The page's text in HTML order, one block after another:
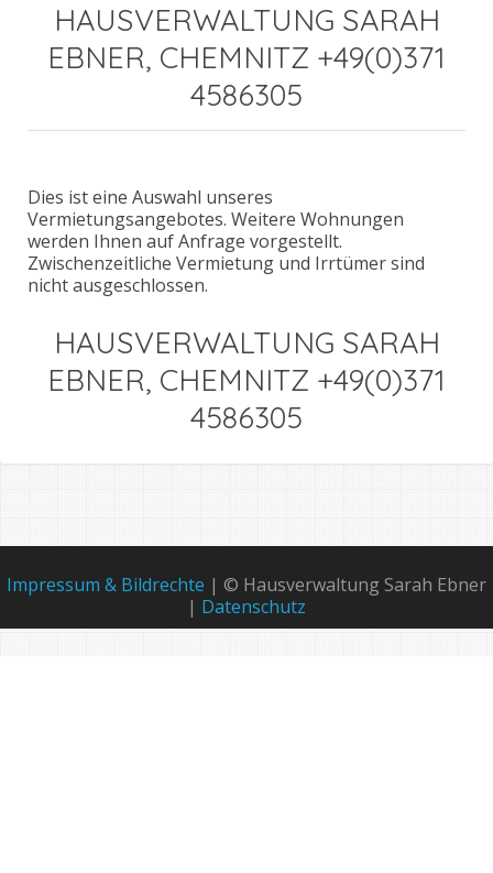
HAUSVERWALTUNG SARAH
EBNER, CHEMNITZ +49(0)371
4586305
Dies ist eine Auswahl unseres
Vermietungsangebotes. Weitere Wohnungen
werden Ihnen auf Anfrage vorgestellt.
Zwischenzeitliche Vermietung und Irrtümer sind
nicht ausgeschlossen.
HAUSVERWALTUNG SARAH
EBNER, CHEMNITZ +49(0)371
4586305
Impressum & Bildrechte | © Hausverwaltung Sarah Ebner
| Datenschutz